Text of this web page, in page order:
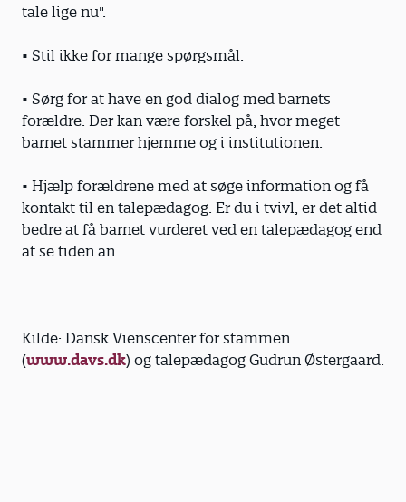
tale lige nu".
• Stil ikke for mange spørgsmål.
• Sørg for at have en god dialog med barnets
forældre. Der kan være forskel på, hvor meget
barnet stammer hjemme og i institutionen.
• Hjælp forældrene med at søge information og få
kontakt til en talepædagog. Er du i tvivl, er det altid
bedre at få barnet vurderet ved en talepædagog end
at se tiden an.
Kilde: Dansk Vienscenter for stammen
(www.davs.dk) og talepædagog Gudrun Østergaard.